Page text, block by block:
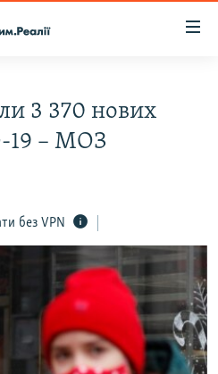
3 370 нових
19 – МОЗ
без VPN